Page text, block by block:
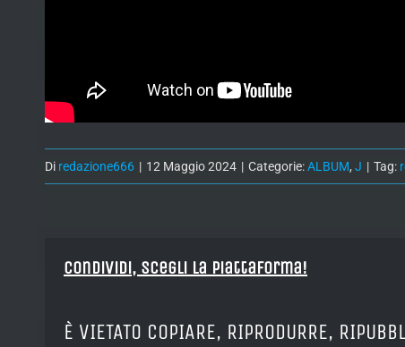
Di redazione666 | 12 Maggio 2024 | Categorie:ALBUM, J | Tag:
Condividi, Scegli la piattaforma!
È VIETATO COPIARE, RIPRODURRE,